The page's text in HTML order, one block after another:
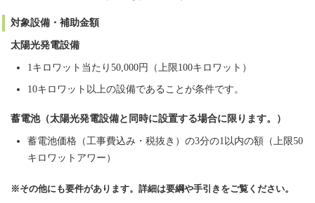
対象設備・補助金額
太陽光発電設備
1キロワット当たり50,000円（上限100キロワット）
10キロワット以上の設備であることが条件です。
蓄電池（太陽光発電設備と同時に設置する場合に限ります。）
蓄電池価格（工事費込み・税抜き）の3分の1以内の額（上限50
キロワットアワー）
※その他にも要件があります。詳細は要綱や手引きをご覧ください。